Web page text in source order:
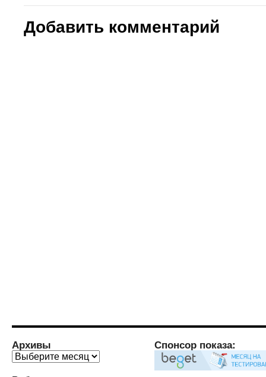
Добавить комментарий
Архивы
Архивы
Спонсор показа: